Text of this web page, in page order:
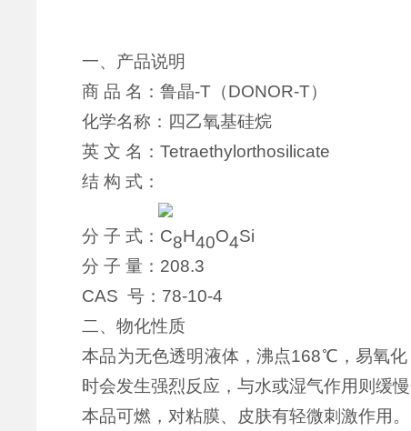
一、产品说明
商 品 名：鲁晶-T （DONOR-T）
化学名称：四乙氧基硅烷
英 文 名：Tetraethylorthosilicate
结 构 式：
分 子 式：C8H40O4Si
分 子 量： 208.3
CAS号： 78-10-4
二、物化性质
本品为无色透明液体，沸点168℃， 易氧化
时会发生强烈反应，与水或湿气作用则缓
本品可燃，对粘膜、皮肤有轻微刺激作用。